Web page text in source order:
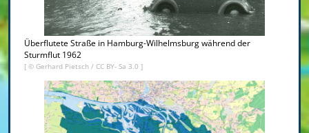
Überflutete Straße in Hamburg-Wilhelmsburg während der
Sturmflut 1962
[ © Gerhard Pietsch / CC BY- Sa 3.0 ]